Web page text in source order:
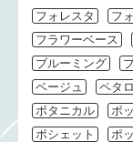
フォレスタ
フ
フラワーベース
ブルーミング
ベージュ
ペタロ
ボタニカル
ボ
ポシェット
ポ